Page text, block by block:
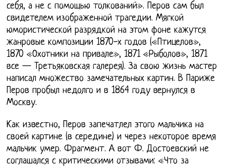
себя, а не с помощью толкований». Перов сам был
свидетелем изображенной трагедии. Мягкой
юмористической разрядкой на этом фоне кажутся
жанровые композиции 1870-х годов («Птицелов»,
1870 «Охотники на привале», 1871 «Рыболов», 1871
все — Третьяковская галерея). За свою жизнь мастер
написал множество замечательных картин. В Париже
Перов пробыл недолго и в 1864 году вернулся в
Москву.
Как известно, Перов запечатлел этого мальчика на
своей картине (в середине) и через некоторое время
мальчик умер. Фрагмент. А вот Ф. Достоевский не
соглашался с критическими отзывами: «Что за